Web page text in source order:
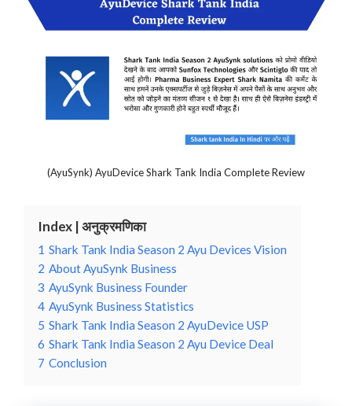
(AyuSynk) AyuDevice Shark Tank India Complete Review
Index | अनुक्रमणिका
1 Shark Tank India Season 2 Ayu Devices Vision
2 About AyuSynk Business
3 AyuSynk Business Founder
4 AyuSynk Business Statistics
5 Shark Tank India Season 2 AyuDevice USP
6 Shark Tank India Season 2 Ayu Device Deal
7 Conclusion